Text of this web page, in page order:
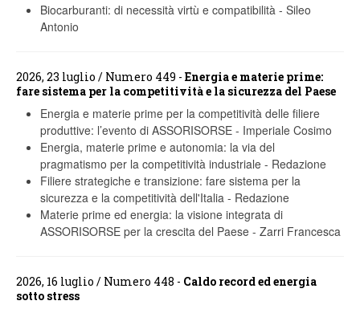
Biocarburanti: di necessità virtù e compatibilità - Sileo
Antonio
2026, 23 luglio / Numero 449 - Energia e materie prime:
fare sistema per la competitività e la sicurezza del Paese
Energia e materie prime per la competitività delle filiere
produttive: l’evento di ASSORISORSE - Imperiale Cosimo
Energia, materie prime e autonomia: la via del
pragmatismo per la competitività industriale - Redazione
Filiere strategiche e transizione: fare sistema per la
sicurezza e la competitività dell'Italia - Redazione
Materie prime ed energia: la visione integrata di
ASSORISORSE per la crescita del Paese - Zarri Francesca
2026, 16 luglio / Numero 448 - Caldo record ed energia
sotto stress